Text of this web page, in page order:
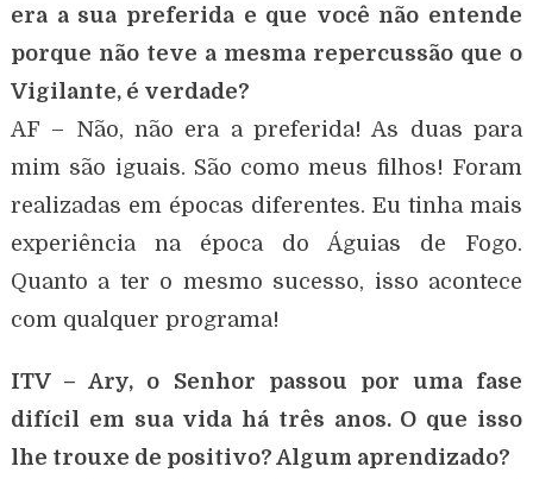
era a sua preferida e que você não entende
porque não teve a mesma repercussão que o
Vigilante, é verdade?
AF – Não, não era a preferida! As duas para
mim são iguais. São como meus filhos! Foram
realizadas em épocas diferentes. Eu tinha mais
experiência na época do Águias de Fogo.
Quanto a ter o mesmo sucesso, isso acontece
com qualquer programa!
ITV – Ary, o Senhor passou por uma fase
difícil em sua vida há três anos. O que isso
lhe trouxe de positivo? Algum aprendizado?